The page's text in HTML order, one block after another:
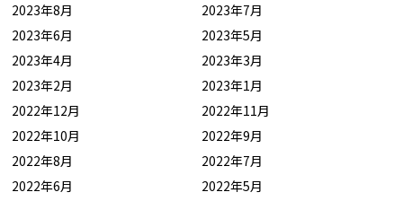
2023年8月
2023年7月
2023年6月
2023年5月
2023年4月
2023年3月
2023年2月
2023年1月
2022年12月
2022年11月
2022年10月
2022年9月
2022年8月
2022年7月
2022年6月
2022年5月